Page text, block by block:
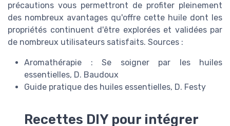
précautions vous permettront de profiter pleinement
des nombreux avantages qu'offre cette huile dont les
propriétés continuent d'être explorées et validées par
de nombreux utilisateurs satisfaits. Sources :
Aromathérapie : Se soigner par les huiles
essentielles, D. Baudoux
Guide pratique des huiles essentielles, D. Festy
Recettes DIY pour intégrer